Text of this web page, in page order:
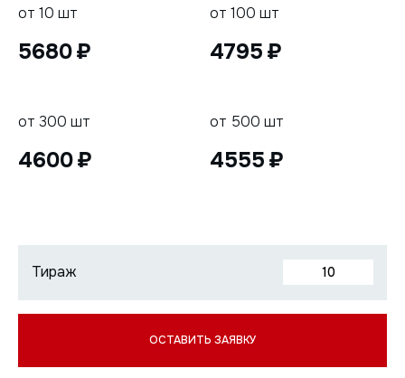
от 10 шт
5680
от 100 шт
4795
от 300 шт
4600
от 500 шт
4555